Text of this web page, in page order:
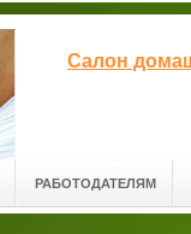
Салон
РАБОТОДАТЕЛЯМ